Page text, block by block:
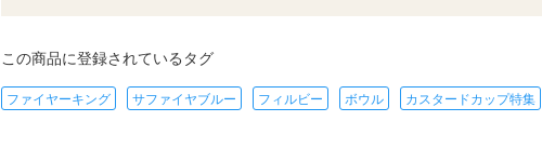
この商品に登録されているタグ
ファイヤーキング サファイヤブルー フィルビー ボウル カスタードカップ特集